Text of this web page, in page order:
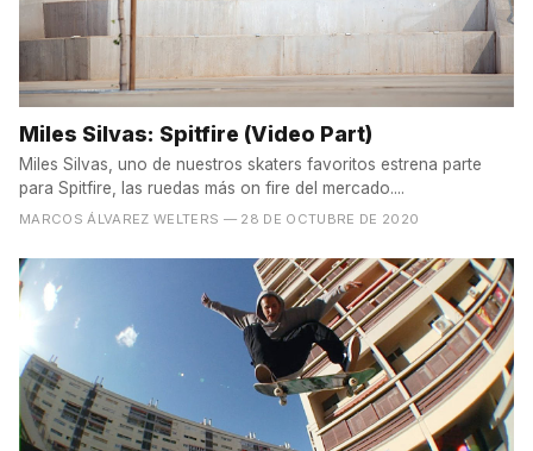
Miles Silvas: Spitfire (Video Part)
Miles Silvas, uno de nuestros skaters favoritos estrena parte
para Spitfire, las ruedas más on fire del mercado....
MARCOS ÁLVAREZ WELTERS — 28 DE OCTUBRE DE 2020